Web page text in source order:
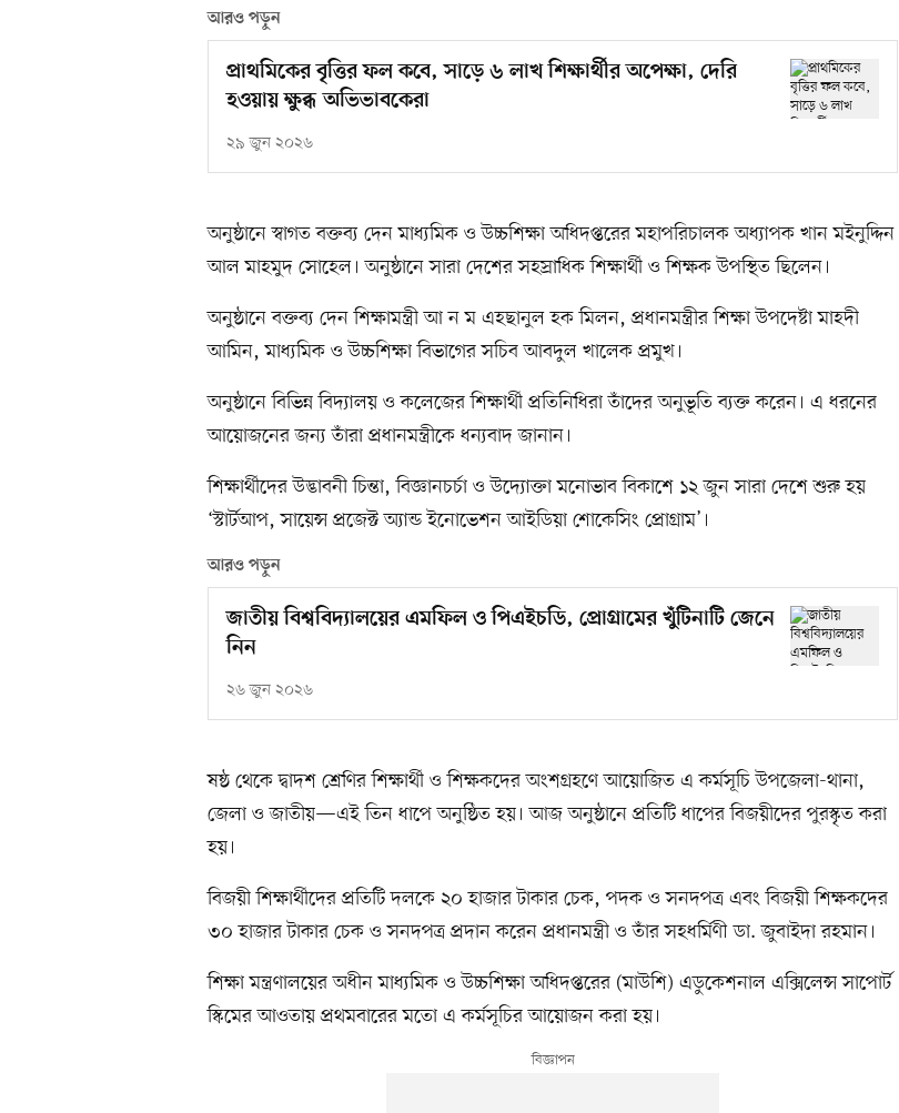
আরও পড়ুন
প্রাথমিকের বৃত্তির ফল কবে, সাড়ে ৬ লাখ শিক্ষার্থীর অপেক্ষা, দেরি
হওয়ায় ক্ষুব্ধ অভিভাবকেরা
২৯ জুন ২০২৬
অনুষ্ঠানে স্বাগত বক্তব্য দেন মাধ্যমিক ও উচ্চশিক্ষা অধিদপ্তরের মহাপরিচালক অধ্যাপক খান মইনুদ্দিন
আল মাহমুদ সোহেল। অনুষ্ঠানে সারা দেশের সহস্রাধিক শিক্ষার্থী ও শিক্ষক উপস্থিত ছিলেন।
অনুষ্ঠানে বক্তব্য দেন শিক্ষামন্ত্রী আ ন ম এহছানুল হক মিলন, প্রধানমন্ত্রীর শিক্ষা উপদেষ্টা মাহদী
আমিন, মাধ্যমিক ও উচ্চশিক্ষা বিভাগের সচিব আবদুল খালেক প্রমুখ।
অনুষ্ঠানে বিভিন্ন বিদ্যালয় ও কলেজের শিক্ষার্থী প্রতিনিধিরা তাঁদের অনুভূতি ব্যক্ত করেন। এ ধরনের
আয়োজনের জন্য তাঁরা প্রধানমন্ত্রীকে ধন্যবাদ জানান।
শিক্ষার্থীদের উদ্ভাবনী চিন্তা, বিজ্ঞানচর্চা ও উদ্যোক্তা মনোভাব বিকাশে ১২ জুন সারা দেশে শুরু হয়
‘স্টার্টআপ, সায়েন্স প্রজেক্ট অ্যান্ড ইনোভেশন আইডিয়া শোকেসিং প্রোগ্রাম’।
আরও পড়ুন
জাতীয় বিশ্ববিদ্যালয়ের এমফিল ও পিএইচডি, প্রোগ্রামের খুঁটিনাটি জেনে
নিন
২৬ জুন ২০২৬
ষষ্ঠ থেকে দ্বাদশ শ্রেণির শিক্ষার্থী ও শিক্ষকদের অংশগ্রহণে আয়োজিত এ কর্মসূচি উপজেলা-থানা,
জেলা ও জাতীয়—এই তিন ধাপে অনুষ্ঠিত হয়। আজ অনুষ্ঠানে প্রতিটি ধাপের বিজয়ীদের পুরস্কৃত করা
হয়।
বিজয়ী শিক্ষার্থীদের প্রতিটি দলকে ২০ হাজার টাকার চেক, পদক ও সনদপত্র এবং বিজয়ী শিক্ষকদের
৩০ হাজার টাকার চেক ও সনদপত্র প্রদান করেন প্রধানমন্ত্রী ও তাঁর সহধর্মিণী ডা. জুবাইদা রহমান।
শিক্ষা মন্ত্রণালয়ের অধীন মাধ্যমিক ও উচ্চশিক্ষা অধিদপ্তরের (মাউশি) এডুকেশনাল এক্সিলেন্স সাপোর্ট
স্কিমের আওতায় প্রথমবারের মতো এ কর্মসূচির আয়োজন করা হয়।